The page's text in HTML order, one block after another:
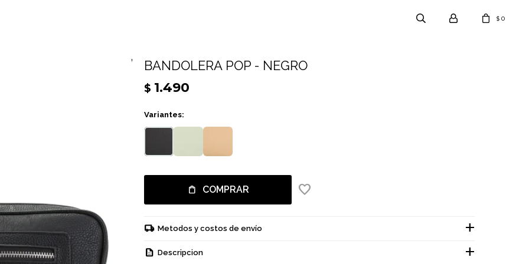
$ 0
BANDOLERA POP - NEGRO
$ 1.490
Variantes:
COMPRAR
Metodos y costos de envío
Descripcion